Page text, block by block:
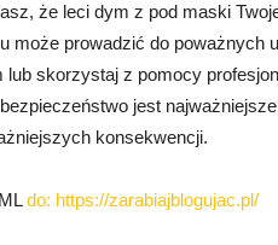
że leci dym z pod maski
może prowadzić do poważnych
lub skorzystaj z pomocy
jest
konsekwencji.
do: https://zarabiajblogujac.pl/